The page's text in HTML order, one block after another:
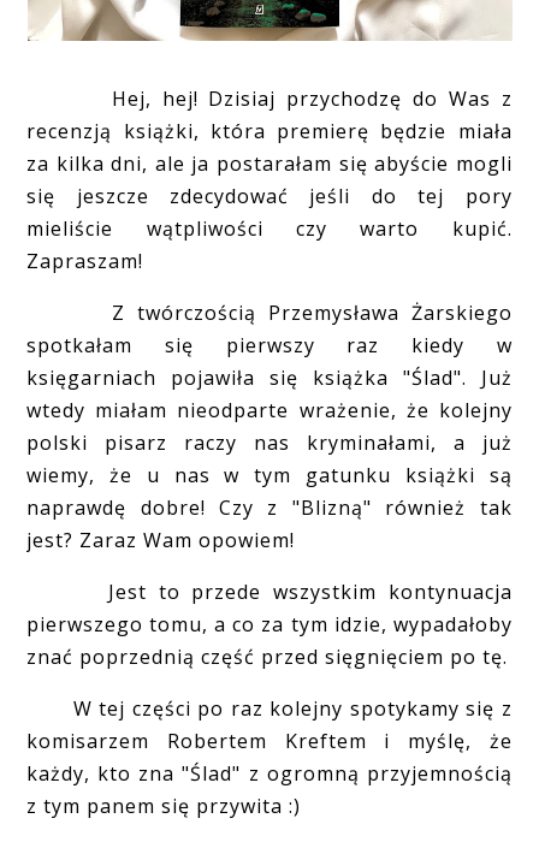
Hej, hej! Dzisiaj przychodzę do Was z
recenzją książki, która premierę będzie miała
za kilka dni, ale ja postarałam się abyście mogli
się jeszcze zdecydować jeśli do tej pory
mieliście wątpliwości czy warto kupić.
Zapraszam!
Z twórczością Przemysława Żarskiego
spotkałam się pierwszy raz kiedy w
księgarniach pojawiła się książka "Ślad". Już
wtedy miałam nieodparte wrażenie, że kolejny
polski pisarz raczy nas kryminałami, a już
wiemy, że u nas w tym gatunku książki są
naprawdę dobre! Czy z "Blizną" również tak
jest? Zaraz Wam opowiem!
Jest to przede wszystkim kontynuacja
pierwszego tomu, a co za tym idzie, wypadałoby
znać poprzednią część przed sięgnięciem po tę.
W tej części po raz kolejny spotykamy się z
komisarzem Robertem Kreftem i myślę, że
każdy, kto zna "Ślad" z ogromną przyjemnością
z tym panem się przywita :)